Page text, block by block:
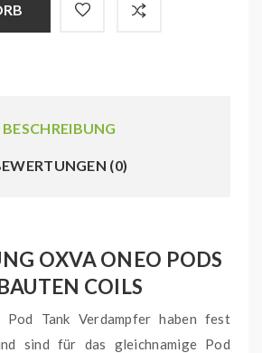
BESCHREIBUNG
(0)
OXVA ONEO PODS
COILS
Pod Tank Verdampfer haben fest
sind für das gleichnamige Pod